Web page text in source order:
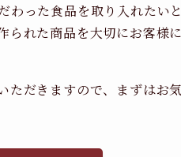
わった食品を取り入れたい
られた商品を大切にお客様
ただきますので、まずはお